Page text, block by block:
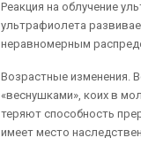
Реакция на облучение
ультрафиолета
неравномерным
Возрастные изменения.
«веснушками», коих в
теряют способность
имеет место